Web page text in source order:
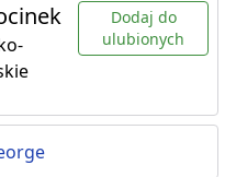
Dodaj do
ulubionych